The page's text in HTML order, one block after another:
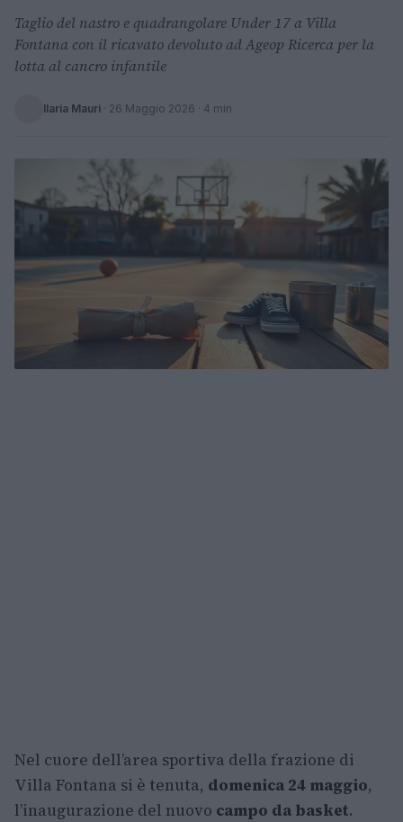
Taglio del nastro e quadrangolare Under 17 a Villa
Fontana con il ricavato devoluto ad Ageop Ricerca per la
lotta al cancro infantile
Ilaria Mauri · 26 Maggio 2026 · 4 min
Nel cuore dell’area sportiva della frazione di
Villa Fontana si è tenuta, domenica 24 maggio,
l’inaugurazione del nuovo campo da basket.